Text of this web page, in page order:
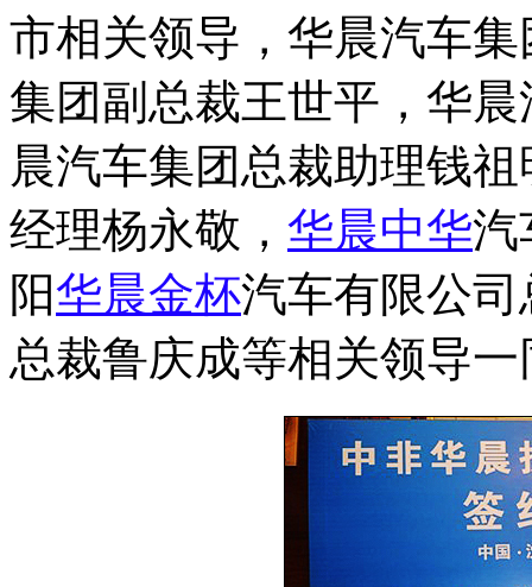
市相关领导，华晨汽车
集团副总裁王世平，华
晨汽车集团总裁助理钱
经理杨永敬， 华晨中华汽
阳华晨金杯汽车有限公
总裁鲁庆成等相关领导